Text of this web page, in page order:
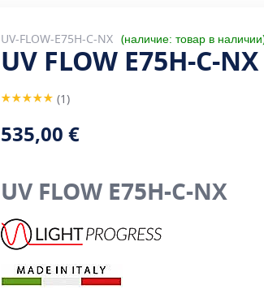
UV-FLOW-E75H-C-NX наличие: товар в наличии
UV FLOW E75H-C-NX
Rating: 1
535,00 €
UV FLOW E75H-C-NX